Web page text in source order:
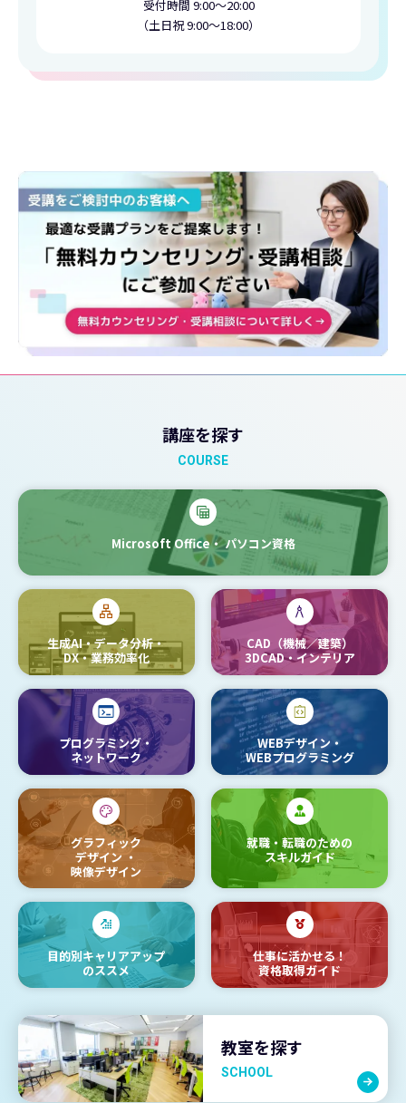
受付時間 9:00〜20:00
（土日祝 9:00〜18:00）
講座を探す
COURSE
Microsoft Office・パソコン資格
生成AI・データ分析・
DX・業務効率化
CAD（機械／建築）
3DCAD・インテリア
プログラミング・
ネットワーク
WEBデザイン・
WEBプログラミング
グラフィック
デザイン ・
映像デザイン
就職・転職のための
スキルガイド
目的別キャリアアップ
のススメ
仕事に活かせる！
資格取得ガイド
教室を探す
SCHOOL